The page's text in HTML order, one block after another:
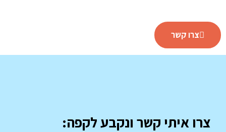
צרו קשר
צרו איתי קשר ונקבע לקפה: